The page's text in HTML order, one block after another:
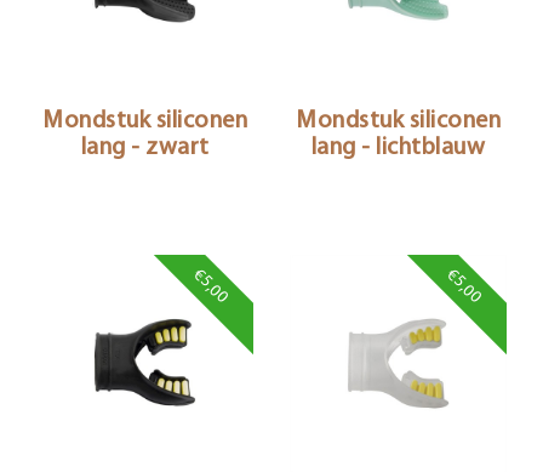
Mondstuk siliconen
lang - zwart
Mondstuk siliconen
lang - lichtblauw
€5,00 €5,00